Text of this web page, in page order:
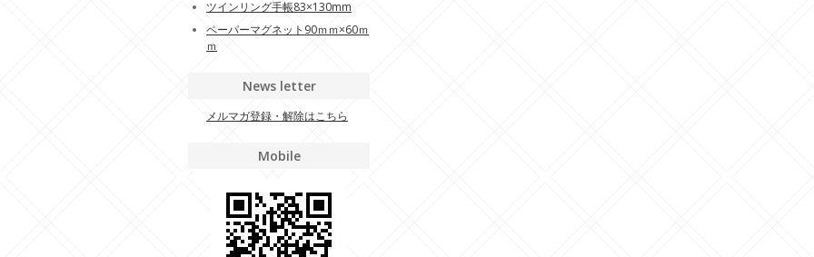
ツインリング手帳83×130mm
ペーパーマグネット90ｍｍ×60ｍ
ｍ
News letter
メルマガ登録・解除はこちら
Mobile